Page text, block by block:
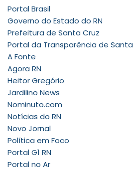
Portal Brasil
Governo do Estado do RN
Prefeitura de Santa Cruz
Portal da Transparência de Santa
A Fonte
Agora RN
Heitor Gregório
Jardilino News
Nominuto.com
Notícias do RN
Novo Jornal
Política em Foco
Portal G1 RN
Portal no Ar